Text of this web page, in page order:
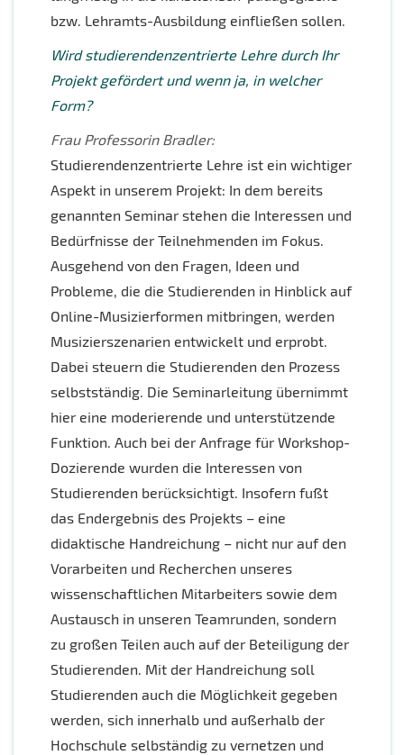
bzw. Lehramts-Ausbildung einfließen sollen.
Wird studierendenzentrierte Lehre durch Ihr
Projekt gefördert und wenn ja, in welcher
Form?
Frau Professorin Bradler:
Studierendenzentrierte Lehre ist ein wichtiger
Aspekt in unserem Projekt: In dem bereits
genannten Seminar stehen die Interessen und
Bedürfnisse der Teilnehmenden im Fokus.
Ausgehend von den Fragen, Ideen und
Probleme, die die Studierenden in Hinblick auf
Online-Musizierformen mitbringen, werden
Musizierszenarien entwickelt und erprobt.
Dabei steuern die Studierenden den Prozess
selbstständig. Die Seminarleitung übernimmt
hier eine moderierende und unterstützende
Funktion. Auch bei der Anfrage für Workshop-
Dozierende wurden die Interessen von
Studierenden berücksichtigt. Insofern fußt
das Endergebnis des Projekts – eine
didaktische Handreichung – nicht nur auf den
Vorarbeiten und Recherchen unseres
wissenschaftlichen Mitarbeiters sowie dem
Austausch in unseren Teamrunden, sondern
zu großen Teilen auch auf der Beteiligung der
Studierenden. Mit der Handreichung soll
Studierenden auch die Möglichkeit gegeben
werden, sich innerhalb und außerhalb der
Hochschule selbständig zu vernetzen und